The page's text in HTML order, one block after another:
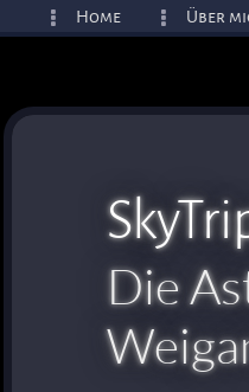
Die
Home Über